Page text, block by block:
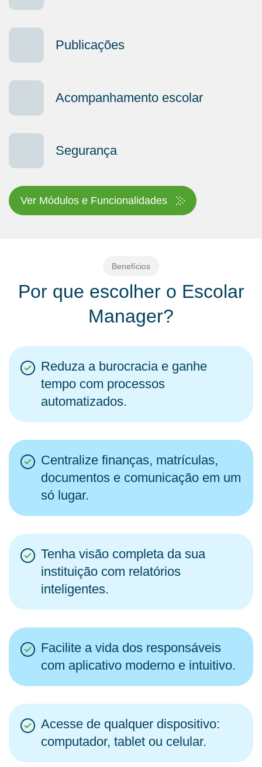
Publicações
Acompanhamento escolar
Segurança
Ver Módulos e Funcionalidades
Benefícios
Por que escolher o Escolar
Manager?
Reduza a burocracia e ganhe
tempo com processos
automatizados.
Centralize finanças, matrículas,
documentos e comunicação em um
só lugar.
Tenha visão completa da sua
instituição com relatórios
inteligentes.
Facilite a vida dos responsáveis
com aplicativo moderno e intuitivo.
Acesse de qualquer dispositivo:
computador, tablet ou celular.